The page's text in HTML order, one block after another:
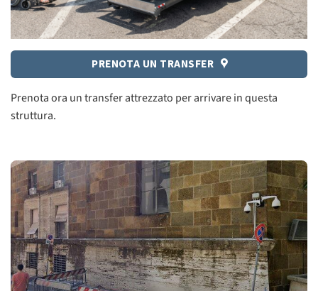
PRENOTA UN TRANSFER
Prenota ora un transfer attrezzato per arrivare in questa
struttura.